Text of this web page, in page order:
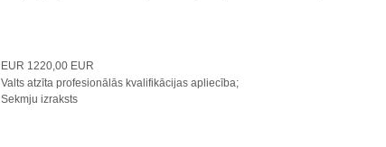
EUR 1220,00 EUR
Valts atzīta profesionālās kvalifikācijas apliecība;
Sekmju izraksts